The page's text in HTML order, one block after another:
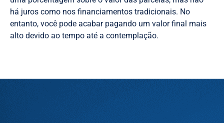
há juros como nos financiamentos tradicionais. No
entanto, você pode acabar pagando um valor final mais
alto devido ao tempo até a contemplação.